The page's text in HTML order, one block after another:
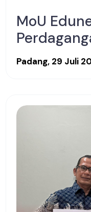
MoU
Padang, 29 Juli